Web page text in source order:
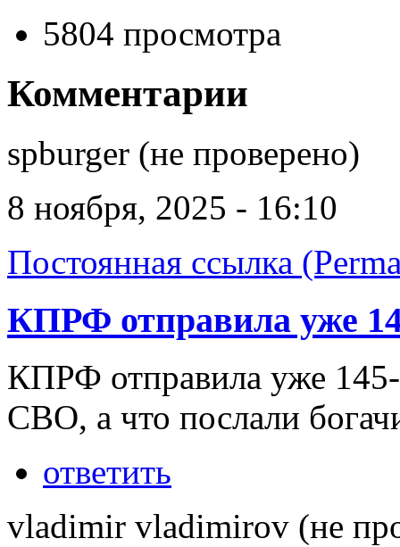
5804 просмотра
Комментарии
spburger (не проверено)
8 ноября, 2025 - 16:10
Постоянная ссылка
КПРФ отправила уже
КПРФ отправила уже
СВО, а что послали
ответить
vladimir vladimirov (не